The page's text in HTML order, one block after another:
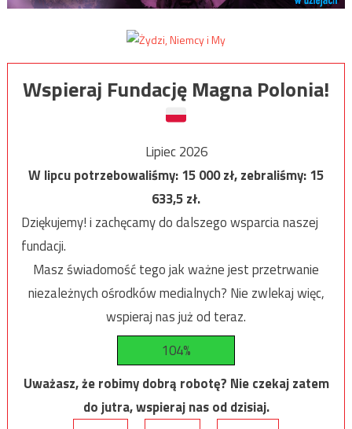
Wspieraj Fundację Magna Polonia!
Lipiec 2026
W lipcu potrzebowaliśmy:15 000zł, zebraliśmy:15
633,5zł.
Dziękujemy! i zachęcamy do dalszego wsparcia naszej
fundacji.
Masz świadomość tego jak ważne jest przetrwanie
niezależnych ośrodków medialnych? Nie zwlekaj więc,
wspieraj nas już od teraz.
104%
Uważasz, że robimy dobrą robotę? Nie czekaj zatem
do jutra, wspieraj nas od dzisiaj.